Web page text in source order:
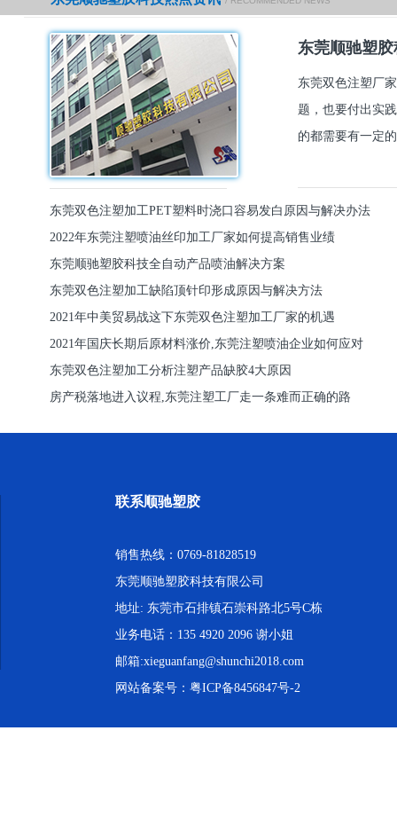
东莞顺驰塑
东莞双色注塑厂
题，也要付出实
的都需要有一定
东莞双色注塑加工PET塑料时浇口容易发白原因与解决办法
2022年东莞注塑喷油丝印加工厂家如何提高销售业绩
东莞顺驰塑胶科技全自动产品喷油解决方案
东莞双色注塑加工缺陷顶针印形成原因与解决方法
2021年中美贸易战这下东莞双色注塑加工厂家的机遇
2021年国庆长期后原材料涨价,东莞注塑喷油企业如何应对
东莞双色注塑加工分析注塑产品缺胶4大原因
房产税落地进入议程,东莞注塑工厂走一条难而正确的路
联系顺驰塑胶
销售热线：0769-81828519
东莞顺驰塑胶科技有限公司
地址: 东莞市石排镇石崇科路北5号C栋
业务电话：135 4920 2096 谢小姐
邮箱:xieguanfang@shunchi2018.com
网站备案号： 粤ICP备8456847号-2